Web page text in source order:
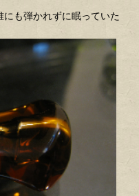
も弾かれずに眠っていた